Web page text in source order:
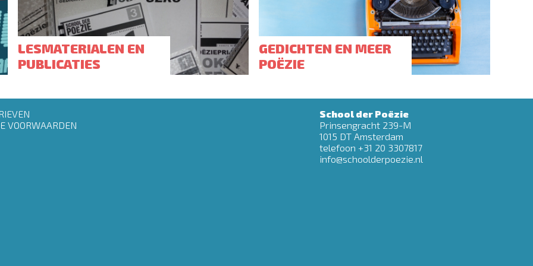
LESMATERIALEN EN
PUBLICATIES
GEDICHTEN EN MEER
POËZIE
VOORWAARDEN
School der Poëzie
Prinsengracht 239-M
1015 DT Amsterdam
telefoon +31 20 3307817
info@schoolderpoezie.nl